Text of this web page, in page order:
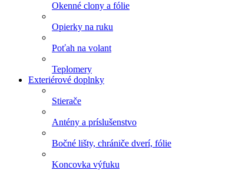
Okenné clony a fólie
Opierky na ruku
Poťah na volant
Teplomery
Exteriérové doplnky
Stierače
Antény a príslušenstvo
Bočné lišty, chrániče dverí, fólie
Koncovka výfuku